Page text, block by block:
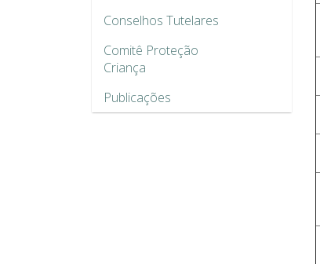
Conselhos Tutelares
Comitê Proteção
Criança
Publicações